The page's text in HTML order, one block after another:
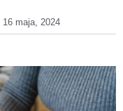
16 maja, 2024